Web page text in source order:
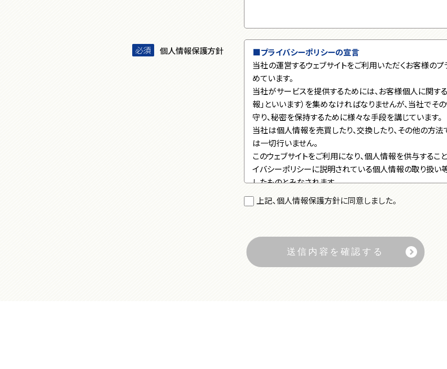
個人情報保護方針
■プライバシーポリシーの宣言
当社の運営するウェブサイトをご利用いただくお客様の
めています。
当社がサービスを提供するためには、お客様個人に関する
報」といいます）を集めなければなりませんが、当社でそ
守り、秘密を保持するために様々な手段を講じています。
当社は個人情報を売買したり、交換したり、その他の方
は一切行いません。
このウェブサイトをご利用になり、個人情報を供与するこ
イバシーポリシーに説明されている個人情報の取り扱い
したものとみなされます。
■個人情報の収集の目的
お客様に合ったサービスや新しい商品などの情報を的
必要に応じてお客様に連絡を行なうため
上記、個人情報保護方針に同意しました。